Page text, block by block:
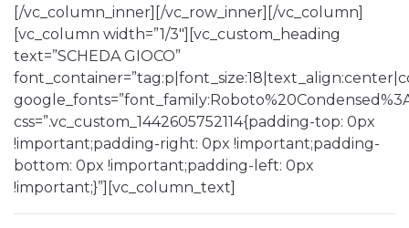
[/vc_column_inner][/vc_row_inner][/vc_column]
[vc_column width=”1/3″][vc_custom_heading
text=”SCHEDA GIOCO”
css=”.vc_custom_1442605752114{padding-top: 0px
!important;padding-right: 0px !important;padding-
bottom: 0px !important;padding-left: 0px
!important;}”][vc_column_text]